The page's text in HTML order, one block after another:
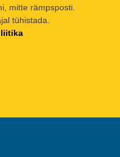
mitte rämpsposti.
tühistada.